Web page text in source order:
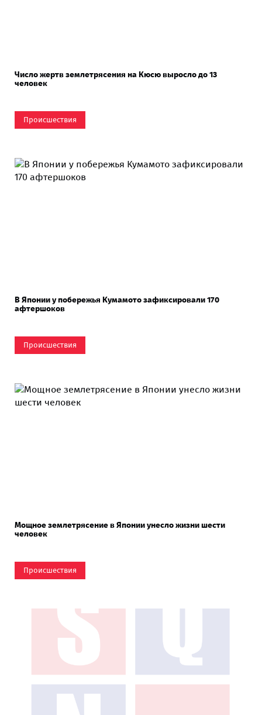
Число жертв землетрясения на Кюсю выросло до 13
человек
Происшествия
В Японии у побережья Кумамото зафиксировали 170
афтершоков
Происшествия
Мощное землетрясение в Японии унесло жизни шести
человек
Происшествия